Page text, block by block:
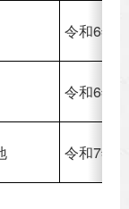
令和6年
令和6年
令和7年4